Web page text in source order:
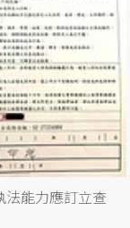
能力應訂立查